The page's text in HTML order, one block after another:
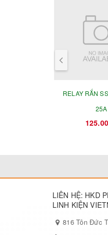
RELAY RẮN
25A
LIÊN HỆ: HKD
LINH KIỆN
816 Tôn Đức